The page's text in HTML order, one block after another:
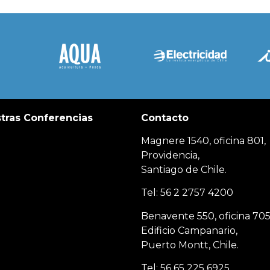
Conferencias Contacto
Magnere 1540, oficina 801,
Providencia,
Santiago de Chile.
Tel: 56 2 2757 4200
Benavente 550, oficina
Edificio Campanario,
Puerto Montt, Chile.